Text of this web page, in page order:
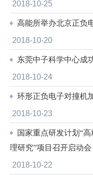
2018-10-25
高能所举办北京正负
2018-10-20
东莞中子科学中心成
2018-10-24
环形正负电子对撞机
2018-10-23
国家重点研发计划“
理研究”项目召开启动会
2018-10-22